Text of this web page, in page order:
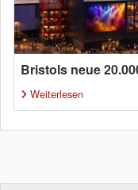
Bristols neue
Weiterlesen